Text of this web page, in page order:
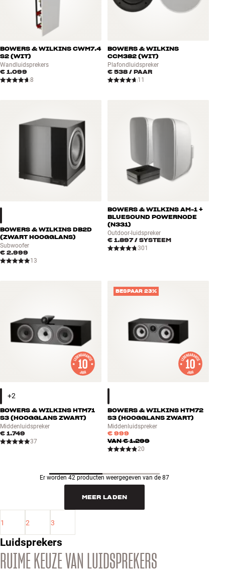
BOWERS & WILKINS CWM7.4
S2 (WIT)
Wandluidsprekers
€ 1.099
8
BOWERS & WILKINS
CCM382 (WIT)
Plafondluidspreker
€ 538 / PAAR
11
BOWERS & WILKINS DB2D
(ZWART HOOGGLANS)
Subwoofer
€ 2.999
13
BOWERS & WILKINS AM-1 +
BLUESOUND POWERNODE
(N331)
Outdoor-luidspreker
€ 1.897/ SYSTEEM
301
BOWERS & WILKINS HTM71
S3 (HOOGGLANS ZWART)
Middenluidspreker
€ 1.749
37
BESPAAR 23%
BOWERS & WILKINS HTM72
S3 (HOOGGLANS ZWART)
Middenluidspreker
€ 999
VAN€ 1.299
20
Er worden 42 producten weergegeven van de 87
MEER LADEN
1 2 3
Luidsprekers
RUIME KEUZE VAN LUIDSPREKERS